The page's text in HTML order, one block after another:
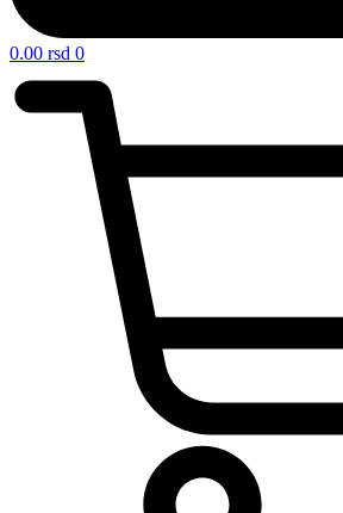
0.00 rsd 0